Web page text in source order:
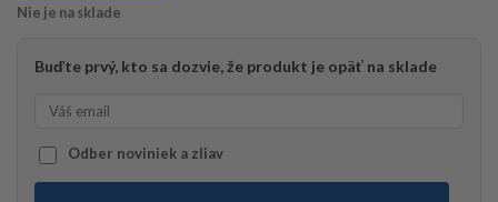
Nie je na sklade
Buďte prvý, kto sa dozvie, že produkt je opäť na sklade
Odber noviniek a zliav